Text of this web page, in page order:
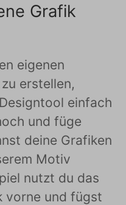
Grafik
eigenen
zu erstellen,
einfach
und füge
deine Grafiken
Motiv
nutzt du das
vorne und fügst